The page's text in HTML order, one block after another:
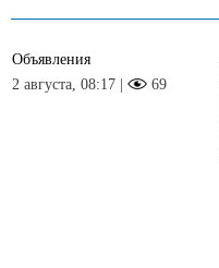
Объявления
2 августа, 08:17 |
69